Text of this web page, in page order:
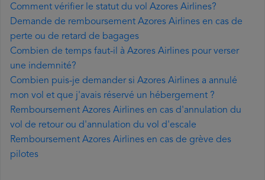
Comment vérifier le statut du vol Azores Airlines?
Demande de remboursement Azores Airlines en cas de
perte ou de retard de bagages
Combien de temps faut-il à Azores Airlines pour verser
une indemnité?
Combien puis-je demander si Azores Airlines a annulé
mon vol et que j'avais réservé un hébergement ?
Remboursement Azores Airlines en cas d'annulation du
vol de retour ou d'annulation du vol d'escale
Remboursement Azores Airlines en cas de grève des
pilotes